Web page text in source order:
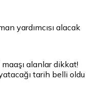
yardımcısı alacak
alanlar dikkat!
tarih belli oldu